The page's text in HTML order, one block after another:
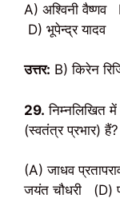
A) अश्विनी वैष्णव
D) भूपेन्द्र यादव
उत्तर: B) किरेन
29. निम्नलिखित
(स्वतंत्र प्रभार) हैं?
(A) जाधव
जयंत चौधरी (D)